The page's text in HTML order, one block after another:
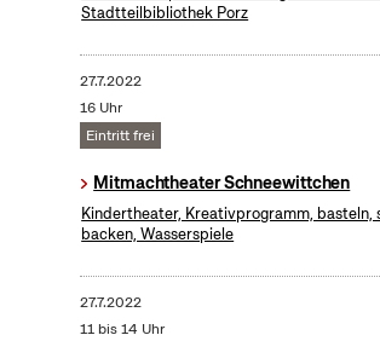
Stadtteilbibliothek Porz
27.7.2022
16 Uhr
Eintritt frei
Mitmachtheater Schneewittchen
Kindertheater, Kreativprogramm, basteln,
backen, Wasserspiele
27.7.2022
11 bis 14 Uhr